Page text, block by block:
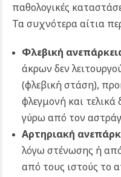
παθολογικές
Τα συχνότερα αίτια
Φλεβική
άκρων δεν
(φλεβική στάση),
φλεγμονή και
γύρω από τον
Αρτηριακή
λόγω στένωσης ή
από τους ιστούς το